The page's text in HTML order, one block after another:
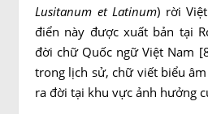
Lusitanum et Latinum) rời
điển này được xuất bản tại
đời chữ Quốc ngữ Việt Nam
trong lịch sử, chữ viết biểu
ra đời tại khu vực ảnh hưởng